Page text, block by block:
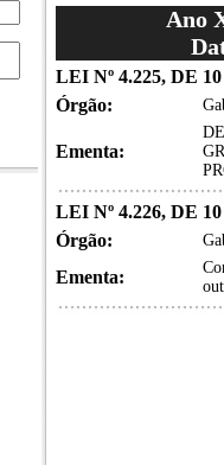
Ano
LEI Nº 4.225, DE
Órgão:
Ementa:
LEI Nº 4.226, DE
Órgão:
Ementa: